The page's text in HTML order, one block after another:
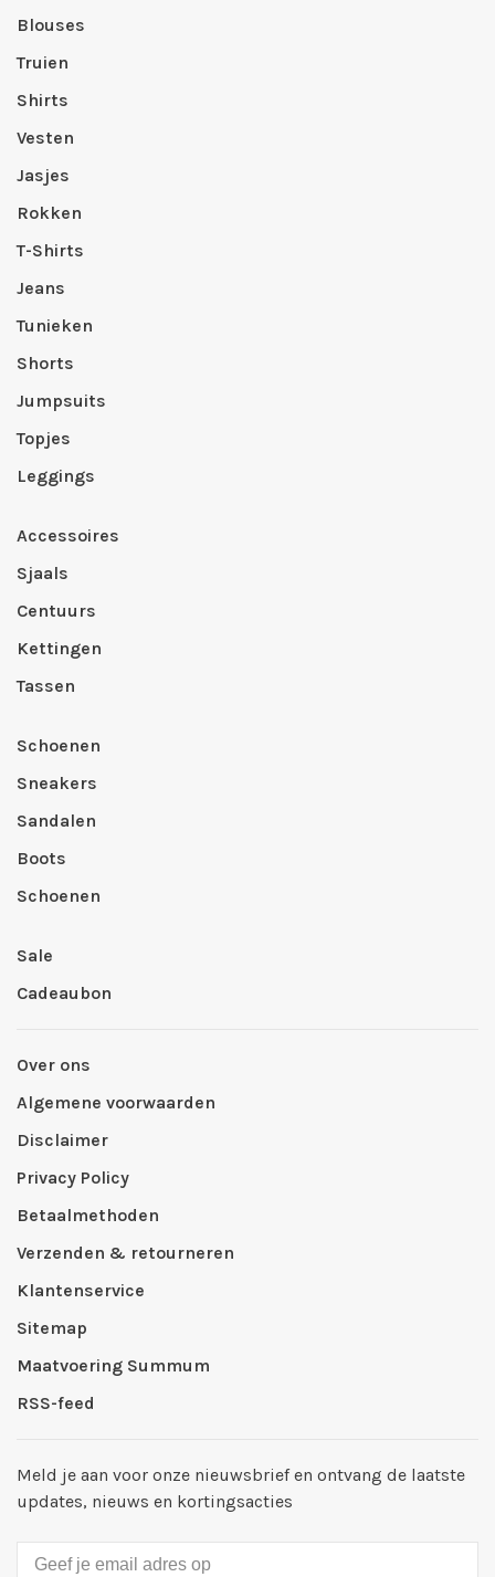
Blouses
Truien
Shirts
Vesten
Jasjes
Rokken
T-Shirts
Jeans
Tunieken
Shorts
Jumpsuits
Topjes
Leggings
Accessoires
Sjaals
Centuurs
Kettingen
Tassen
Schoenen
Sneakers
Sandalen
Boots
Schoenen
Sale
Cadeaubon
Over ons
Algemene voorwaarden
Disclaimer
Privacy Policy
Betaalmethoden
Verzenden & retourneren
Klantenservice
Sitemap
Maatvoering Summum
RSS-feed
Meld je aan voor onze nieuwsbrief en ontvang de laatste
updates, nieuws en kortingsacties